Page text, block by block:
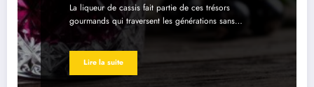
La liqueur de cassis fait partie de ces trésors
gourmands qui traversent les générations sans…
Lire la suite